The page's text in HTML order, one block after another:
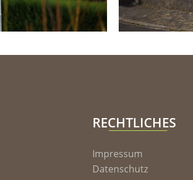
RECHTLICHES
Impressum
Datenschutz